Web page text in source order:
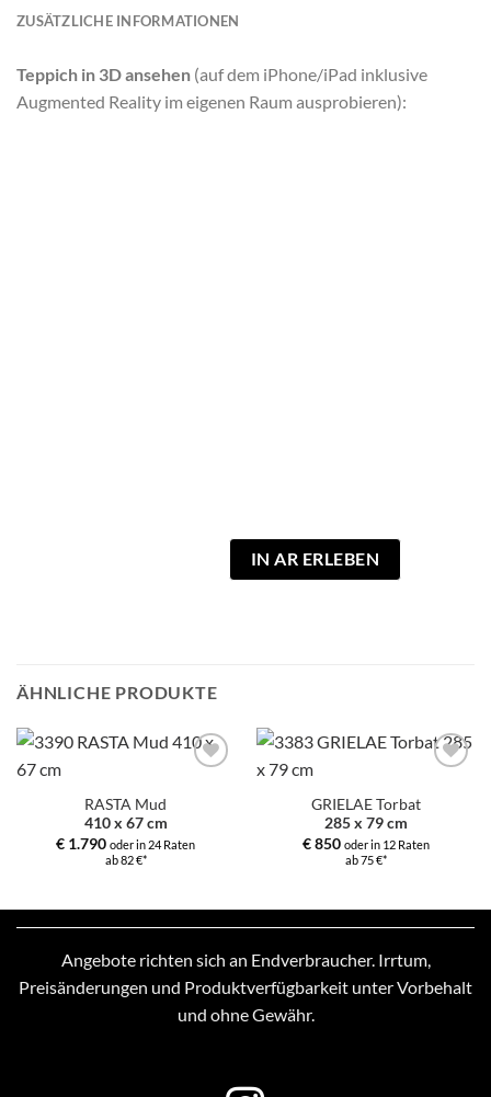
ZUSÄTZLICHE INFORMATIONEN
Teppich in 3D ansehen (auf dem iPhone/iPad inklusive
Augmented Reality im eigenen Raum ausprobieren):
IN AR ERLEBEN
ÄHNLICHE PRODUKTE
hinzufügen
RASTA Mud
410 x 67 cm
€ 1.790 oder in 24 Raten
ab 82 €*
Auswahl
hinzufügen
GRIELAE Torbat
285 x 79 cm
€850 oder in 12 Raten
ab 75 €*
Angebote richten sich an Endverbraucher. Irrtum,
Preisänderungen und Produktverfügbarkeit unter Vorbehalt
und ohne Gewähr.